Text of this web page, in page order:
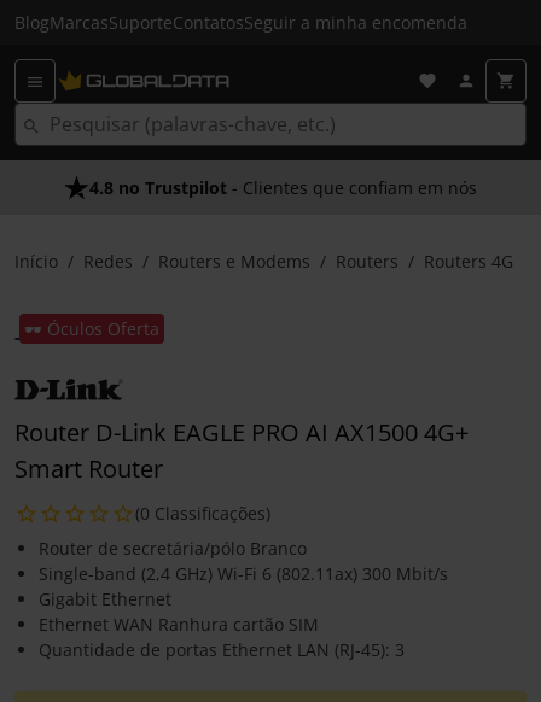
BlogMarcasSuporteContatosSeguir a minha encomenda
4.8 no Trustpilot - Clientes que confiam em nós
Início Redes Routers e Modems Routers Routers 4G
🕶️ Óculos Oferta
Router D-Link EAGLE PRO AI AX1500 4G+
Smart Router
(0 Classificações)
Router de secretária/pólo Branco
Single-band (2,4 GHz) Wi-Fi 6 (802.11ax) 300 Mbit/s
Gigabit Ethernet
Ethernet WAN Ranhura cartão SIM
Quantidade de portas Ethernet LAN (RJ-45): 3